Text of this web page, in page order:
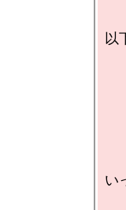
以
い